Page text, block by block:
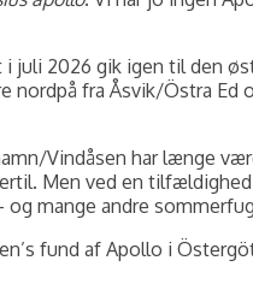
juli 2026 gik igen til den
fra Åsvik/Östra
Vindåsen har længe
Men ved en
mange andre
fund af Apollo i